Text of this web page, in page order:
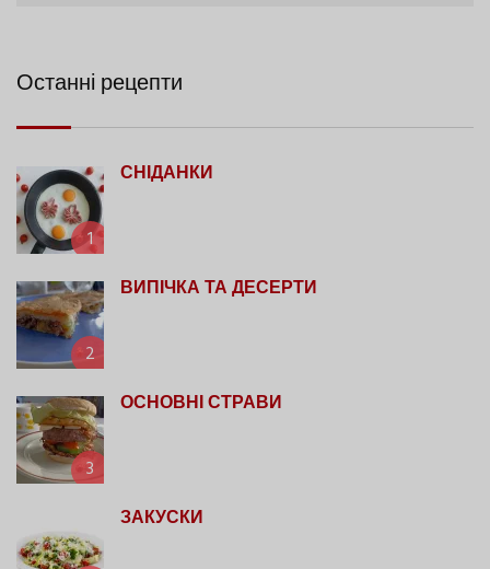
Останні рецепти
1
СНІДАНКИ
2
ВИПІЧКА ТА ДЕСЕРТИ
3
ОСНОВНІ СТРАВИ
ЗАКУСКИ